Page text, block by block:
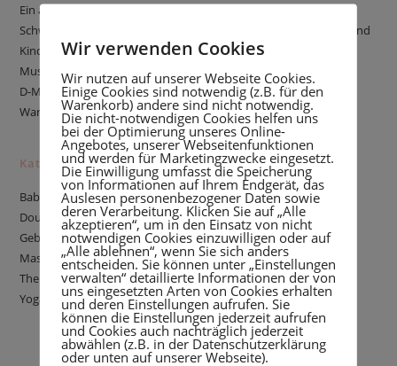
Ein anonymer Bericht über eine Geburt
Schwangerschaftsmassage, wohltuende Berührung für Mutter und
Kind
Muss ich pumpen, um erfolgreich stillen zu können?
D-MER: Wenn Stillen plötzlich negative Gefühle auslöst
Warum eine Stillberatung buchen?
Kategorien
Babyschlaf
Doula
Geburtsgeschichte
Massage
Thema Stillen
Yoga
Wir verwenden Cookies
Wir nutzen auf unserer Webseite Cookies.
Einige Cookies sind notwendig (z.B. für den
Warenkorb) andere sind nicht notwendig.
Die nicht-notwendigen Cookies helfen uns
bei der Optimierung unseres Online-
Angebotes, unserer Webseitenfunktionen
und werden für Marketingzwecke eingesetzt.
Die Einwilligung umfasst die Speicherung
von Informationen auf Ihrem Endgerät, das
Auslesen personenbezogener Daten sowie
deren Verarbeitung. Klicken Sie auf „Alle
akzeptieren“, um in den Einsatz von nicht
notwendigen Cookies einzuwilligen oder auf
„Alle ablehnen“, wenn Sie sich anders
entscheiden. Sie können unter „Einstellungen
verwalten“ detaillierte Informationen der von
uns eingesetzten Arten von Cookies erhalten
und deren Einstellungen aufrufen. Sie
können die Einstellungen jederzeit aufrufen
und Cookies auch nachträglich jederzeit
abwählen (z.B. in der Datenschutzerklärung
oder unten auf unserer Webseite).